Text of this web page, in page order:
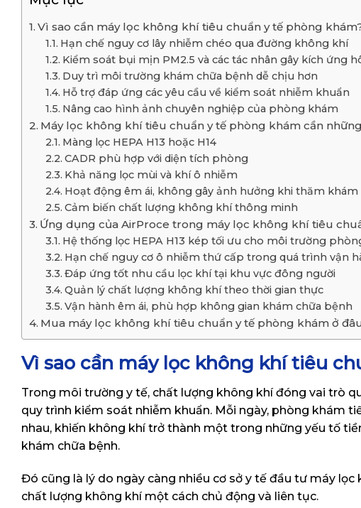
Vì sao cần máy lọc không khí tiêu chuẩn y tế phòng
Hạn chế nguy cơ lây nhiễm chéo qua đường không khí
Kiểm soát bụi mịn PM2.5 và các tác nhân gây kích ứng
Duy trì môi trường khám chữa bệnh dễ chịu hơn
Hỗ trợ đáp ứng các yêu cầu về kiểm soát nhiễm khuẩn
Nâng cao hình ảnh chuyên nghiệp của phòng khám
Máy lọc không khí tiêu chuẩn y tế phòng khám cần
Màng lọc HEPA H13 hoặc H14
CADR phù hợp với diện tích phòng
Khả năng lọc mùi và khí ô nhiễm
Hoạt động êm ái, không gây ảnh hưởng khi thăm khám
Cảm biến chất lượng không khí thông minh
Ứng dụng của AirProce trong máy lọc không khí tiêu
Hệ thống lọc HEPA H13 kép tối ưu cho môi trường
Hạn chế nguy cơ ô nhiễm thứ cấp trong quá trình vận
Đáp ứng tốt nhu cầu lọc khí tại khu vực đông người
Quản lý chất lượng không khí theo thời gian thực
Vận hành êm ái, phù hợp không gian khám chữa bệnh
Mua máy lọc không khí tiêu chuẩn y tế phòng khám ở
Vì sao cần máy lọc không khí tiêu
Trong môi trường y tế, chất lượng không khí đóng vai trò
quy trình kiểm soát nhiễm khuẩn. Mỗi ngày, phòng khám
nhau, khiến không khí trở thành một trong những yếu tố
khám chữa bệnh.
Đó cũng là lý do ngày càng nhiều cơ sở y tế đầu tư máy
chất lượng không khí một cách chủ động và liên tục.